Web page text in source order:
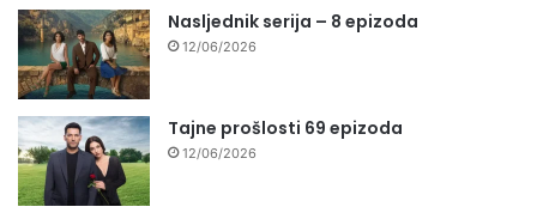
Nasljednik serija – 8 epizoda
12/06/2026
Tajne prošlosti 69 epizoda
12/06/2026